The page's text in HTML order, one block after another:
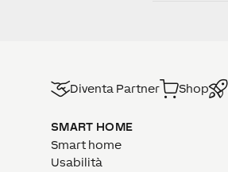
Diventa Partner Shop
SMART HOME
Smart home
Usabilità